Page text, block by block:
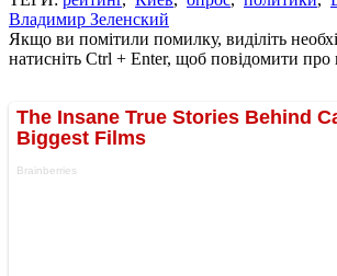
Владимир Зеленский
Якщо ви помітили помилку, виділіть
натисніть Ctrl + Enter, щоб повідомити про